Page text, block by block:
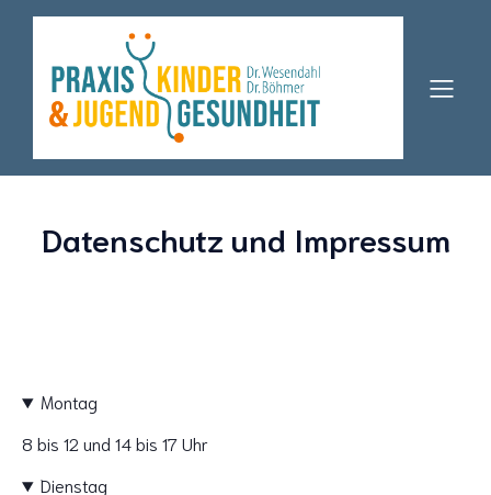
Datenschutz und Impressum
Montag
8 bis 12 und 14 bis 17 Uhr
Dienstag